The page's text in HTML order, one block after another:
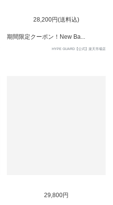
28,200円(送料込)
期間限定クーポン！New Ba...
HYPE GUARD【公式】楽天市場店
29,800円